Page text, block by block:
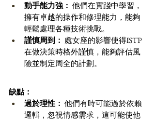
動手能力強： 他們在實踐中學習，
擁有卓越的操作和修理能力，能夠
輕鬆處理各種技術挑戰。
謹慎周到： 處女座的影響使得ISTP
在做決策時格外謹慎，能夠評估風
險並制定周全的計劃。
缺點：
過於理性： 他們有時可能過於依賴
邏輯，忽視情感需求，這可能使他